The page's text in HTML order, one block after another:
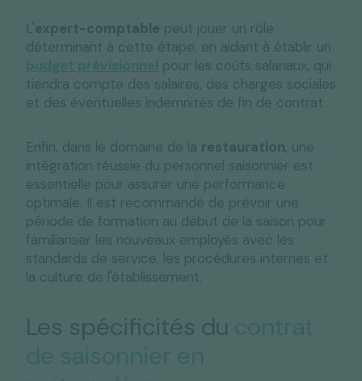
L'expert-comptable peut jouer un rôle
déterminant à cette étape, en aidant à établir un
budget prévisionnel pour les coûts salariaux, qui
tiendra compte des salaires, des charges sociales
et des éventuelles indemnités de fin de contrat.
Enfin, dans le domaine de la restauration, une
intégration réussie du personnel saisonnier est
essentielle pour assurer une performance
optimale. Il est recommandé de prévoir une
période de formation au début de la saison pour
familiariser les nouveaux employés avec les
standards de service, les procédures internes et
la culture de l'établissement.
Les spécificités du contrat
de saisonnier en